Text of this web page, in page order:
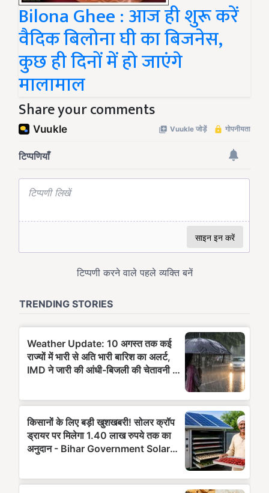
Bilona Ghee : आज ही शुरू करें
वैदिक बिलोना घी का बिजनेस,
कुछ ही दिनों में हो जाएंगे
मालामाल
Share your comments